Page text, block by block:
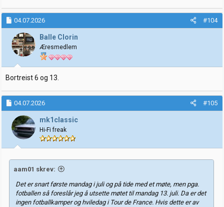
04.07.2026 #104
Balle Clorin
Æresmedlem
Bortreist 6 og 13.
04.07.2026 #105
mk1classic
Hi-Fi freak
aam01 skrev:
Det er snart første mandag i juli og på tide med et møte, men pga.
fotballen så foreslår jeg å utsette møtet til mandag 13. juli. Da er det
ingen fotballkamper og hviledag i Tour de France. Hvis dette er av